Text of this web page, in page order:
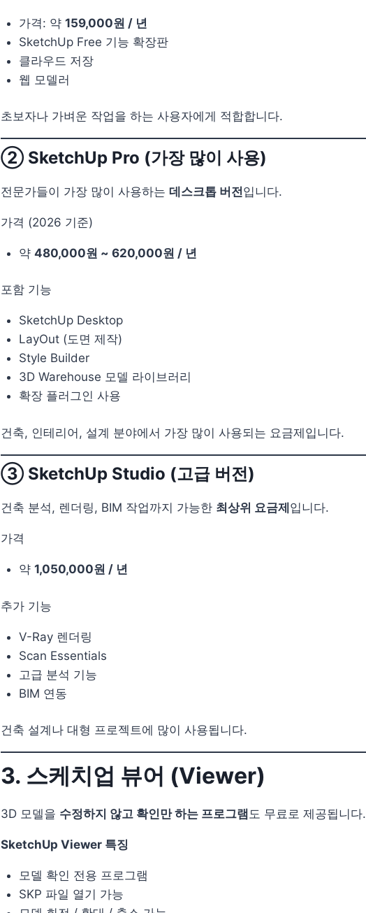
가격: 약 159,000원 / 년
SketchUp Free 기능 확장판
클라우드 저장
웹 모델러
초보자나 가벼운 작업을 하는 사용자에게 적합합니다.
② SketchUp Pro (가장 많이 사용)
전문가들이 가장 많이 사용하는 데스크톱 버전입니다.
가격 (2026 기준)
약 480,000원 ~ 620,000원 / 년
포함 기능
SketchUp Desktop
LayOut (도면 제작)
Style Builder
3D Warehouse 모델 라이브러리
확장 플러그인 사용
건축, 인테리어, 설계 분야에서 가장 많이 사용되는 요금제입니다.
③ SketchUp Studio (고급 버전)
건축 분석, 렌더링, BIM 작업까지 가능한 최상위 요금제 입니다.
가격
약 1,050,000원 / 년
추가 기능
V-Ray 렌더링
Scan Essentials
고급 분석 기능
BIM 연동
건축 설계나 대형 프로젝트에 많이 사용됩니다.
3. 스케치업 뷰어 (Viewer)
3D 모델을 수정하지 않고 확인만 하는 프로그램 도 무료로 제공됩니다.
SketchUp Viewer 특징
모델 확인 전용 프로그램
SKP 파일 열기 가능